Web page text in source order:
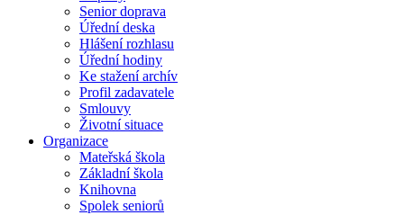
Senior doprava
Úřední deska
Hlášení rozhlasu
Úřední hodiny
Ke stažení archív
Profil zadavatele
Smlouvy
Životní situace
Organizace
Mateřská škola
Základní škola
Knihovna
Spolek seniorů